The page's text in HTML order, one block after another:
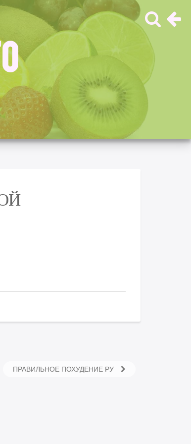
ПРАВИЛЬНОЕ ПОХУДЕНИЕ РУ